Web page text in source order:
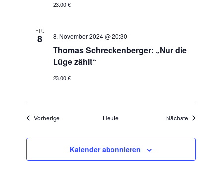
23.00 €
FR.
8 8. November 2024 @ 20:30
Thomas Schreckenberger: „Nur die
Lüge zählt“
23.00 €
Vorherige VeranstaltungenHeute Nächste
Kalender abonnieren